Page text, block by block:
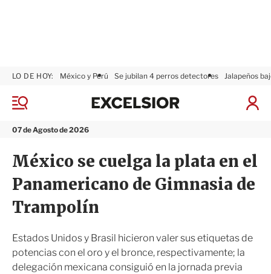
M
n
07 de Agosto de 2026
LO DE HOY: México y Perú Se jubilan 4 perros detectores Jalapeños
I
i
a
S
ó
x
i
r
México se cuelga la plata en el
Panamericano de Gimnasia de
Trampolín
Estados Unidos y Brasil hicieron valer sus etiquetas de
potencias con el oro y el bronce, respectivamente; la
delegación mexicana consiguió en la jornada previa